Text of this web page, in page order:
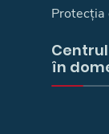
Protecția
în